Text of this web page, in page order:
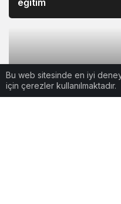
Öğrencilere gıda
Bu web sitesinde en iyi
için çerezler kullanılmaktadır.